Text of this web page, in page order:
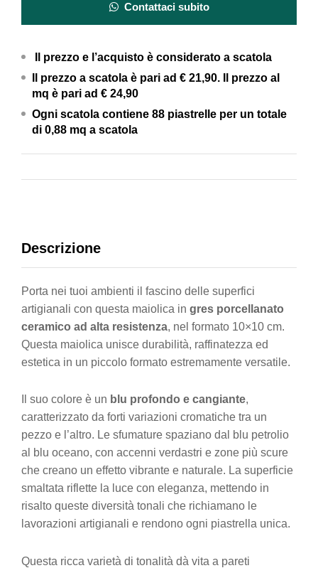
cm
Pintura
Blu
Smeraldo
-
Elios
Contattaci subito
Il prezzo e l’acquisto è considerato a scatola
Il prezzo a scatola è pari ad € 21,90. Il prezzo al
mq è pari ad € 24,90
Ogni scatola contiene 88 piastrelle per un totale
di 0,88 mq a scatola
Descrizione
Porta nei tuoi ambienti il fascino delle superfici
artigianali con questa maiolica in gres porcellanato
ceramico ad alta resistenza, nel formato 10×10 cm.
Questa maiolica unisce durabilità, raffinatezza ed
estetica in un piccolo formato estremamente versatile.
Il suo colore è un blu profondo e cangiante,
caratterizzato da forti variazioni cromatiche tra un
pezzo e l’altro. Le sfumature spaziano dal blu petrolio
al blu oceano, con accenni verdastri e zone più scure
che creano un effetto vibrante e naturale. La superficie
smaltata riflette la luce con eleganza, mettendo in
risalto queste diversità tonali che richiamano le
lavorazioni artigianali e rendono ogni piastrella unica.
Questa ricca varietà di tonalità dà vita a pareti